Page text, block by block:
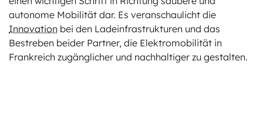
autonome Mobilität dar. Es veranschaulicht die
Innovation bei den Ladeinfrastrukturen und das
Bestreben beider Partner, die Elektromobilität in
Frankreich zugänglicher und nachhaltiger zu gestalten.